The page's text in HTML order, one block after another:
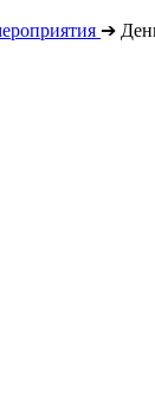
➔